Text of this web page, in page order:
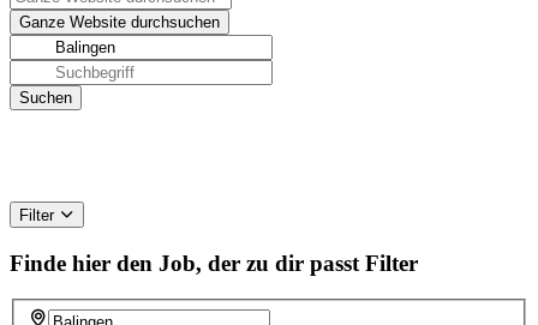
Filter
Finde hier den Job, der zu dir passt Filter